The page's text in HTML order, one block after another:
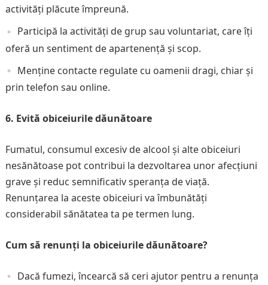
activități plăcute împreună.
Participă la activități de grup sau voluntariat, care îți
oferă un sentiment de apartenență și scop.
Menține contacte regulate cu oamenii dragi, chiar și
prin telefon sau online.
6. Evită obiceiurile dăunătoare
Fumatul, consumul excesiv de alcool și alte obiceiuri
nesănătoase pot contribui la dezvoltarea unor afecțiuni
grave și reduc semnificativ speranța de viață.
Renunțarea la aceste obiceiuri va îmbunătăți
considerabil sănătatea ta pe termen lung.
Cum să renunți la obiceiurile dăunătoare?
Dacă fumezi, încearcă să ceri ajutor pentru a renunța